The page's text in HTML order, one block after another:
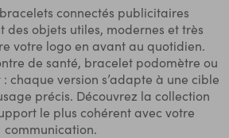
connectés publicitaires
des objets utiles, modernes et très
votre logo en avant au quotidien.
de santé, bracelet podomètre ou
chaque version s’adapte à une cible
précis. Découvrez la collection
le plus cohérent avec votre
communication.